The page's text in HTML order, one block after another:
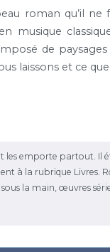
roman qu’il ne
musique
de paysages
laissons et ce
les emporte partout. Il
à la rubrique Livres.
la main, œuvres